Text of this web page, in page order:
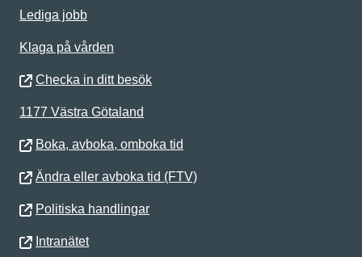
Lediga jobb
Klaga på vården
Checka in ditt besök
1177 Västra Götaland
Boka, avboka, omboka tid
Ändra eller avboka tid (FTV)
Politiska handlingar
Intranätet